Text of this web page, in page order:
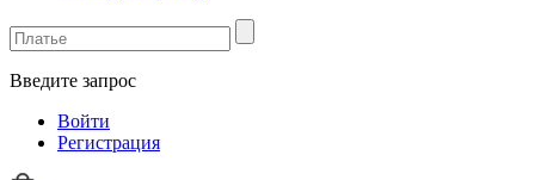
Введите запрос
Войти
Регистрация